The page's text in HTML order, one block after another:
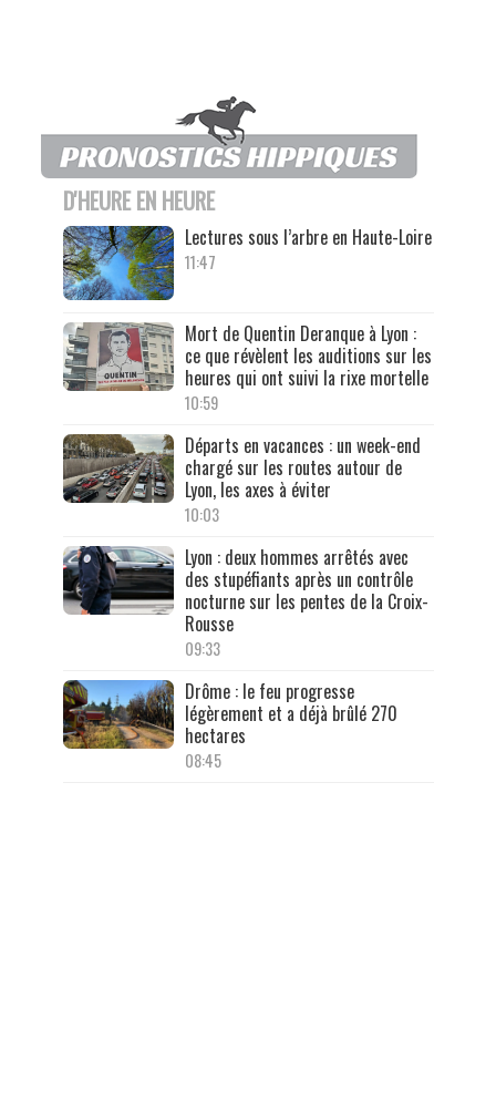
D'HEURE EN HEURE
Lectures sous l’arbre en Haute-Loire
11:47
Mort de Quentin Deranque à Lyon :
ce que révèlent les auditions sur les
heures qui ont suivi la rixe mortelle
10:59
Départs en vacances : un week-end
chargé sur les routes autour de
Lyon, les axes à éviter
10:03
Lyon : deux hommes arrêtés avec
des stupéfiants après un contrôle
nocturne sur les pentes de la Croix-
Rousse
09:33
Drôme : le feu progresse
légèrement et a déjà brûlé 270
hectares
08:45